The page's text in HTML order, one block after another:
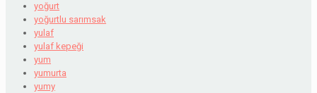
yoğurt
yoğurtlu sarımsak
yulaf
yulaf kepeği
yum
yumurta
yumy